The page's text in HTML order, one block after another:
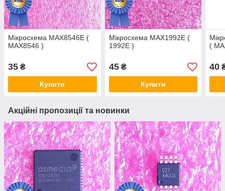
Мікросхема MAX8546E (
MAX8546 )
35 ₴
Купити
Мікросхема MAX1992E (
1992E )
45₴
Купити
(
40
Акційні пропозиції та новинки